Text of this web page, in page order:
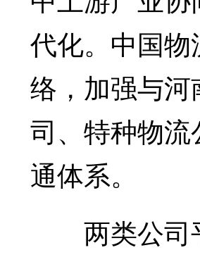
代化。中国
络，加强与
司、特种物
通体系。
两类公司